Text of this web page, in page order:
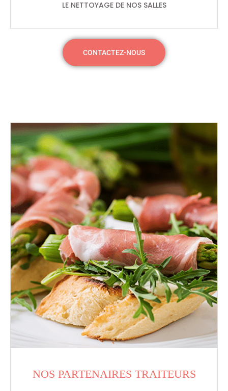
LE NETTOYAGE DE NOS SALLES
CONTACTEZ-NOUS
NOS PARTENAIRES TRAITEURS